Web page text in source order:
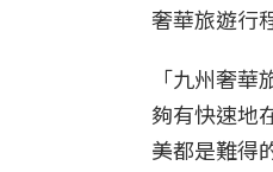
奢華旅遊行
「九州奢
夠有快速地
美都是難得